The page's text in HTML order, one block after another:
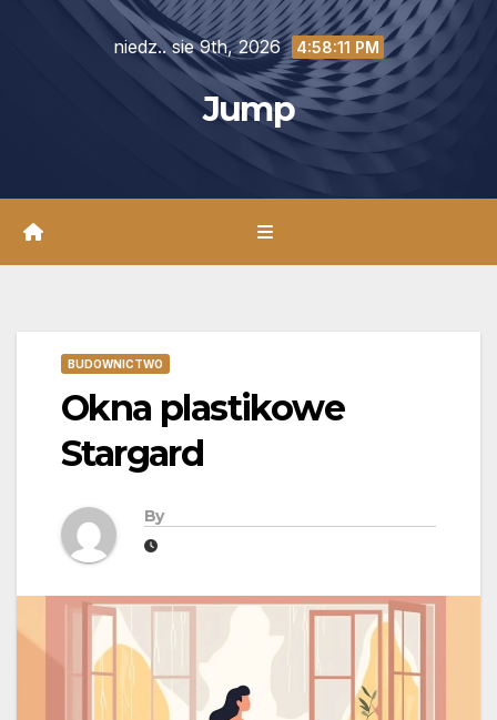
niedz.. sie 9th, 2026 4:58:12 PM
Jump
BUDOWNICTWO
Okna plastikowe
Stargard
By